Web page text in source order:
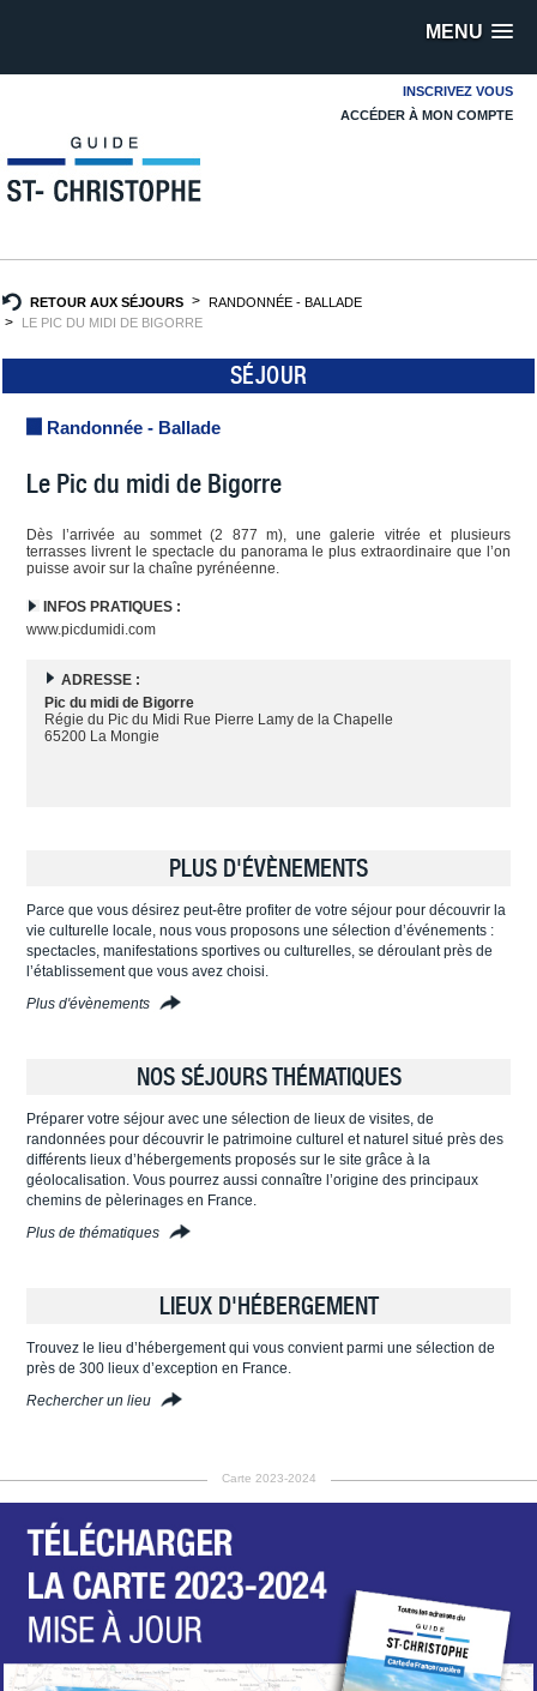
MENU
INSCRIVEZ VOUS
ACCÉDER À MON COMPTE
RETOUR AUX SÉJOURS
RANDONNÉE - BALLADE
LE PIC DU MIDI DE BIGORRE
SÉJOUR
Randonnée - Ballade
Le Pic du midi de Bigorre
Dès l’arrivée au sommet (2 877 m), une galerie vitrée et plusieurs
terrasses livrent le spectacle du panorama le plus extraordinaire que l’on
puisse avoir sur la chaîne pyrénéenne.
INFOS PRATIQUES :
www.picdumidi.com
ADRESSE :
Pic du midi de Bigorre
Régie du Pic du Midi Rue Pierre Lamy de la Chapelle
65200 La Mongie
PLUS D'ÉVÈNEMENTS
Parce que vous désirez peut-être profiter de votre séjour pour découvrir la
vie culturelle locale, nous vous proposons une sélection d’événements :
spectacles, manifestations sportives ou culturelles, se déroulant près de
l’établissement que vous avez choisi.
Plus d'évènements
NOS SÉJOURS THÉMATIQUES
Préparer votre séjour avec une sélection de lieux de visites, de
randonnées pour découvrir le patrimoine culturel et naturel situé près des
différents lieux d’hébergements proposés sur le site grâce à la
géolocalisation. Vous pourrez aussi connaître l’origine des principaux
chemins de pèlerinages en France.
Plus de thématiques
LIEUX D'HÉBERGEMENT
Trouvez le lieu d’hébergement qui vous convient parmi une sélection de
près de 300 lieux d’exception en France.
Rechercher un lieu
Carte 2023-2024